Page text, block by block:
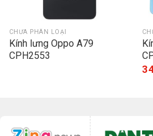
CHƯA PHÂN LOẠI
Kính lưng Oppo A79
CPH2553